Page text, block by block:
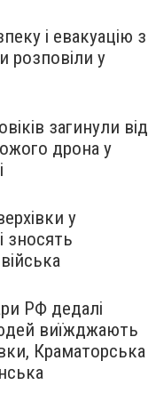
і евакуацію з
розповіли у
загинули від
дрона у
у
зносять
РФ дедалі
виїжджають
Краматорська